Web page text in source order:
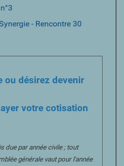
- Rencontre 30
ou désirez devenir
votre cotisation
due par année civile ; tout
générale vaut pour l'année